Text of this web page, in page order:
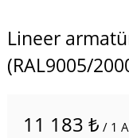
Lineer
(RAL9005/
11 183 ₺ / 1